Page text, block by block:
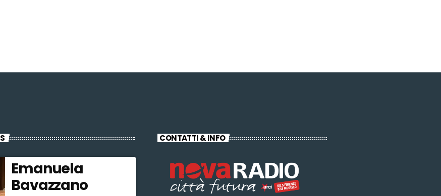
Emanuela
Bavazzano
CONTATTI & INFO